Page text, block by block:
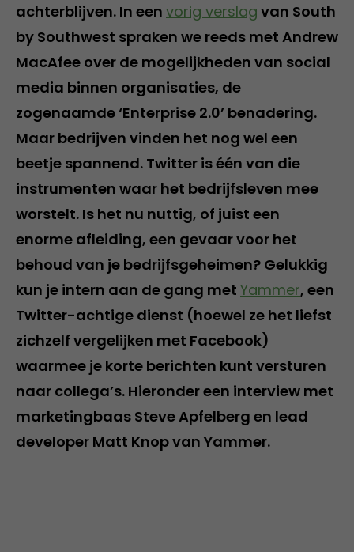
achterblijven. In een vorig verslag van South
by Southwest spraken we reeds met Andrew
MacAfee over de mogelijkheden van social
media binnen organisaties, de
zogenaamde ‘Enterprise 2.0’ benadering.
Maar bedrijven vinden het nog wel een
beetje spannend. Twitter is één van die
instrumenten waar het bedrijfsleven mee
worstelt. Is het nu nuttig, of juist een
enorme afleiding, een gevaar voor het
behoud van je bedrijfsgeheimen? Gelukkig
kun je intern aan de gang met Yammer, een
Twitter-achtige dienst (hoewel ze het liefst
zichzelf vergelijken met Facebook)
waarmee je korte berichten kunt versturen
naar collega’s. Hieronder een interview met
marketingbaas Steve Apfelberg en lead
developer Matt Knop van Yammer.